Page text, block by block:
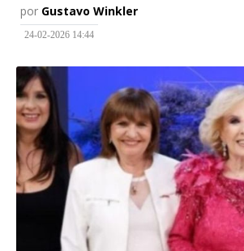
por Gustavo Winkler
24-02-2026 14:44